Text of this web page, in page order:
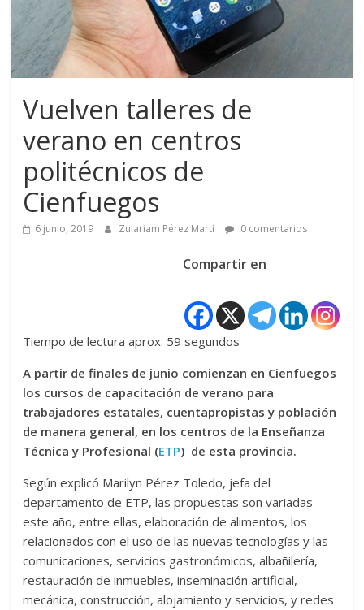
Vuelven talleres de
verano en centros
politécnicos de
Cienfuegos
6 junio, 2019 Zulariam Pérez Martí 0 comentarios
Compartir en
Tiempo de lectura aprox: 59 segundos
A partir de finales de junio comienzan en Cienfuegos
los cursos de capacitación de verano para
trabajadores estatales, cuentapropistas y población
de manera general, en los centros de la Enseñanza
Técnica y Profesional (ETP) de esta provincia.
Según explicó Marilyn Pérez Toledo, jefa del
departamento de ETP, las propuestas son variadas
este año, entre ellas, elaboración de alimentos, los
relacionados con el uso de las nuevas tecnologías y las
comunicaciones, servicios gastronómicos, albañilería,
restauración de inmuebles, inseminación artificial,
mecánica, construcción, alojamiento y servicios, y redes